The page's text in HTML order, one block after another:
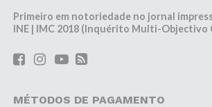
Primeiro em notoriedade no jornal
INE | IMC 2018 (Inquérito Multi-Objectivo
MÉTODOS DE PAGAMENTO